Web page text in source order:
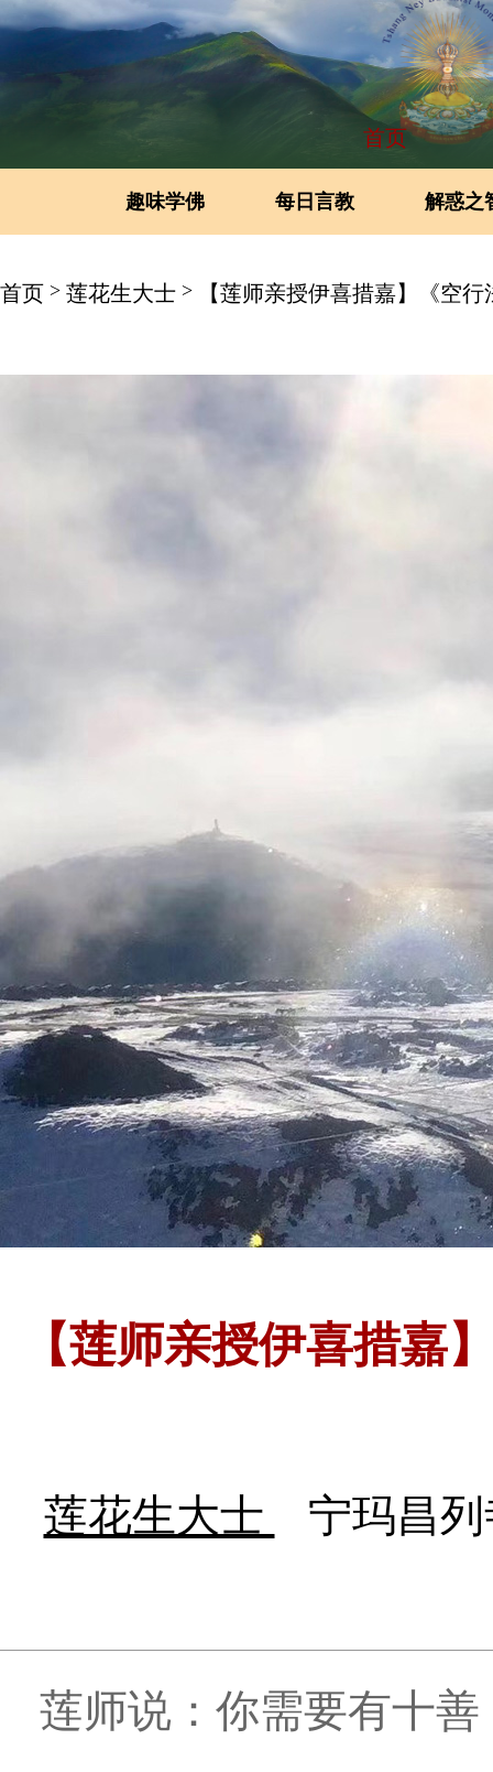
首页
趣味学佛 每日言教 解惑之
首页 > 莲花生大士 > 【莲师亲授伊喜措嘉】《空
【莲师亲授伊喜措
莲花生大士 宁玛昌
莲师说：你需要有十